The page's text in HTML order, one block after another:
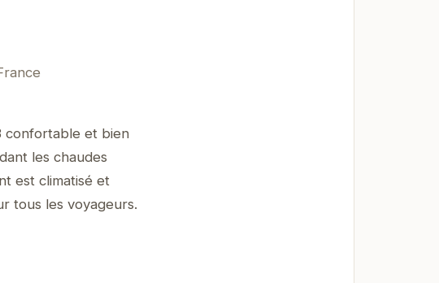
confortable et bien
les chaudes
est climatisé et
tous les voyageurs.